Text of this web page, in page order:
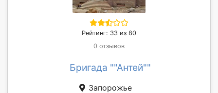
Рейтинг: 33 из 80
0 отзывов
Бригада ""Антей""
Запорожье